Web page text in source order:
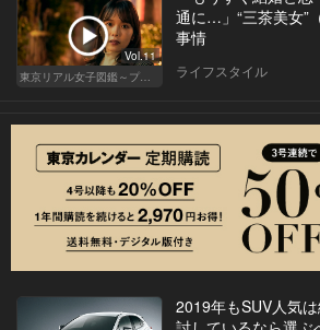
Vol.11
東京リアル女子図鑑～プロローグ編～
通に…」“三茶美女”
事情
ライフスタイル
2019年もSUV人気